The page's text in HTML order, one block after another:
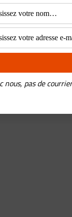
nous, pas de